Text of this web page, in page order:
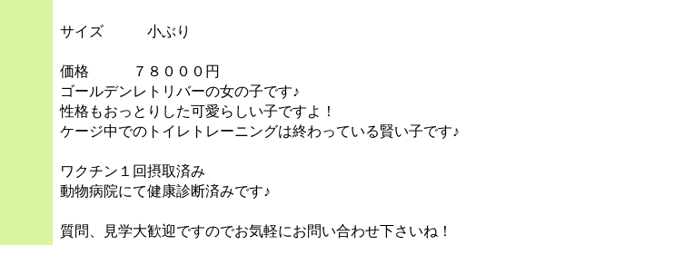
サイズ 小ぶり
価格 ７８０００円
ゴールデンレトリバーの女の子です♪
性格もおっとりした可愛らしい子ですよ！
ケージ中でのトイレトレーニングは終わっている賢い子です♪
ワクチン１回摂取済み
動物病院にて健康診断済みです♪
質問、見学大歓迎ですのでお気軽にお問い合わせ下さいね！